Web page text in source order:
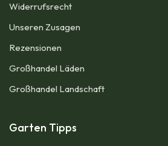
Widerrufsrecht
Unseren Zusagen
Rezensionen​
Großhandel Läden
Großhandel Landschaft
Garten Tipps